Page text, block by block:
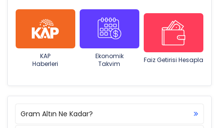
KAP
Haberleri
Ekonomik
Takvim
Faiz Getirisi Hesapla
Gram Altın Ne Kadar?